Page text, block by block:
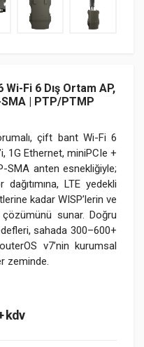
Fi 6 Dış Ortam AP,
SMA | PTP/PTMP
çift bant Wi-Fi 6
1G Ethernet, miniPCIe +
SMA anten esnekliğiyle;
LTE yedekli
kadar WISP’lerin ve
sunar. Doğru
sahada 300–600+
v7’nin kurumsal
zeminde.
kdv